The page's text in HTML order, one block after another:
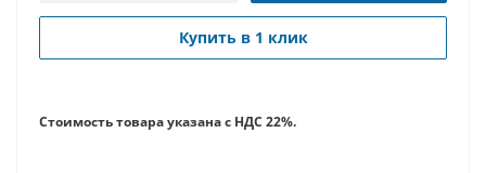
Купить в 1 клик
Стоимость товара указана с НДС 22%.